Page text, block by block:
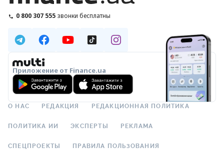
0 800 307 555 звонки бесплатны
Приложение от Finance.ua
О НАС РЕДАКЦИЯ РЕДАКЦИОННАЯ ПОЛИТИКА
ПОЛИТИКА ИИ ЭКСПЕРТЫ РЕКЛАМА
СПЕЦПРОЕКТЫ ПРАВИЛА ПОЛЬЗОВАНИЯ